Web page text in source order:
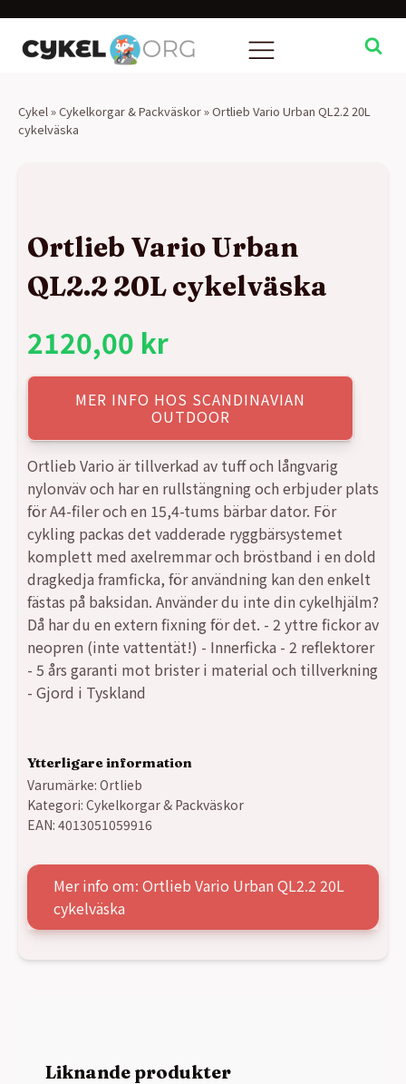
Cykel »Cykelkorgar & Packväskor»Ortlieb Vario Urban QL2.2 20L
cykelväska
Ortlieb Vario Urban
QL2.2 20L cykelväska
2120,00 kr
MER INFO HOS SCANDINAVIAN
OUTDOOR
Ortlieb Vario är tillverkad av tuff och långvarig
nylonväv och har en rullstängning och erbjuder plats
för A4-filer och en 15,4-tums bärbar dator. För
cykling packas det vadderade ryggbärsystemet
komplett med axelremmar och bröstband i en dold
dragkedja framficka, för användning kan den enkelt
fästas på baksidan. Använder du inte din cykelhjälm?
Då har du en extern fixning för det. - 2 yttre fickor av
neopren (inte vattentät!) - Innerficka - 2 reflektorer
- 5 års garanti mot brister i material och tillverkning
- Gjord i Tyskland
Ytterligare information
Varumärke: Ortlieb
Kategori: Cykelkorgar & Packväskor
EAN: 4013051059916
Mer info om: Ortlieb Vario Urban QL2.2 20L
cykelväska
Liknande produkter